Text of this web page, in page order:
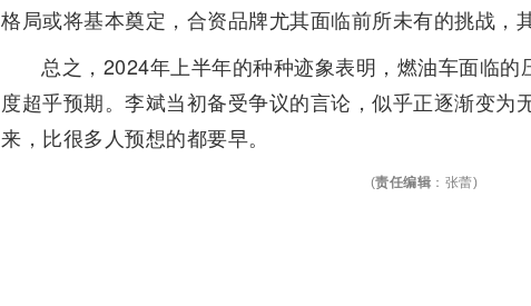
格局或将基本奠定，合资品牌尤其面临前所未有的挑战，
总之，2024年上半年的种种迹象表明，燃油车面临
度超乎预期。李斌当初备受争议的言论，似乎正逐渐变为
来，比很多人预想的都要早。
(责任编辑 ：张蕾)